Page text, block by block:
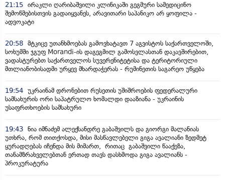
21:15 ირაკლი ღარიბაშვილი კლინიკაში გეგმური სამედიცინო
შემოწმებისთვის გადაიყვანეს, არავითარი საპანიკო არ ყოფილა -
ადვოკატი
20:58 მტკიცე უთანხმოებას გამოვხატავთ 7 აგვისტოს საქართველოში,
სოხუმში ჯგუფ Morandi-ის დაგეგმილ გამოსვლასთან დაკავშირებით,
ვადასტურებთ საქართველოს სუვერენიტეტისა და ტერიტორიული
მთლიანობისადმი ურყევ მხარდაჭერას - რუმინეთის საგარეო უწყება
19:54 უკრაინამ დრონებით რუსეთის უშიშროების ფედერალური
სამსახურის ორი საპატრულო ხომალდი დააზიანა - უკრაინის
უსაფრთხოების სამსახური
19:43 ნია იმნაძემ ალექსანდრე გაბაშვილს და გიორგი მალანიას
უთხრა, რომ თითქოსდა, მისი მასწავლებელი გიგა ავალიანი ზედმეტ
ყურადღებას იჩენდა მის მიმართ, რითაც გაბაშვილი წააქეზა,
თანამზრახველებთან ერთად თავს დასხმოდა გიგა ავალიანს -
პროკურატურა